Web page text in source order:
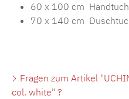
60 x 100 cm Handtuch
70 x 140 cm
Fragen zum Artikel
col. white" ?